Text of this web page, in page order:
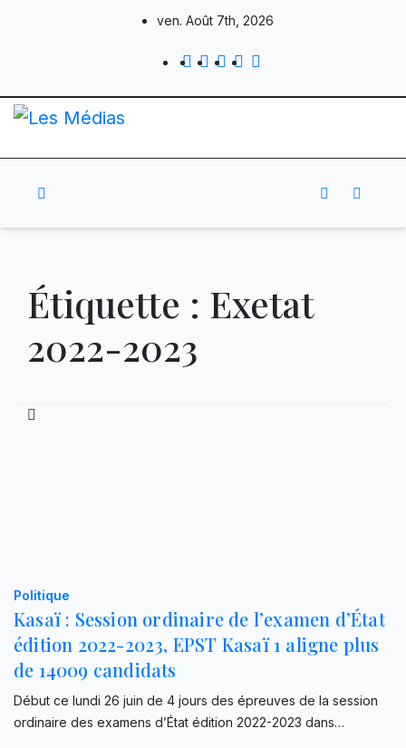
ven. Août 7th, 2026
Étiquette : Exetat
2022-2023
Politique
Kasaï : Session ordinaire de l’examen d’État
édition 2022-2023, EPST Kasaï 1 aligne plus
de 14009 candidats
Début ce lundi 26 juin de 4 jours des épreuves de la session
ordinaire des examens d’État édition 2022-2023 dans…